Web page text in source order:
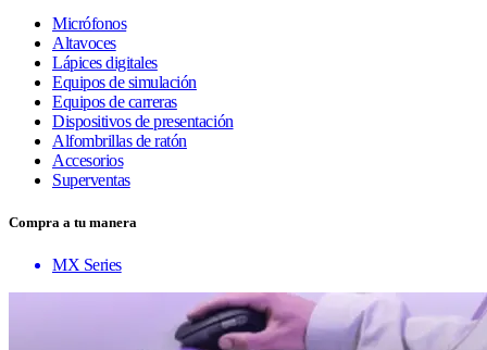
Micrófonos
Altavoces
Lápices digitales
Equipos de simulación
Equipos de carreras
Dispositivos de presentación
Alfombrillas de ratón
Accesorios
Superventas
Compra a tu manera
MX Series